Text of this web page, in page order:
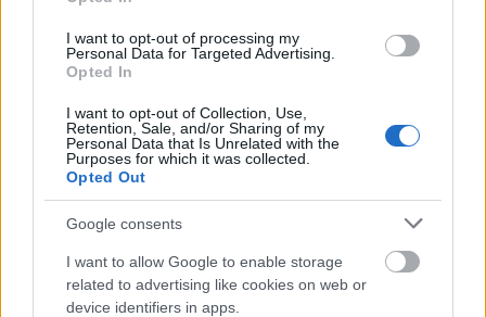
I want to opt-out of processing my
Personal Data for Targeted Advertising.
Opted In
I want to opt-out of Collection, Use,
Retention, Sale, and/or Sharing of my
Personal Data that Is Unrelated with the
Purposes for which it was collected.
Opted Out
Google consents
I want to allow Google to enable storage
related to advertising like cookies on web or
device identifiers in apps.
kishivatalnokként élt.
egyrészt jó író volt, számos regénye és
novellája tanúskodik erről. Másrészt Maigret
alakjával a kispolgári életvitelű, józan
gondolkodású, ám a bűnösöket is bölcsen
megértő átlagembert emelte irodalmi rangra.
felügyelőt: Jean Gabin, Rupert Davies, Heinz
Rühmann, Michel Simon. Maigret sikerét jelzi,